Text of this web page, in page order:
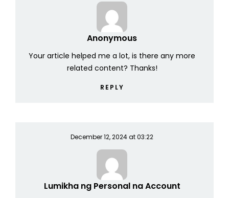
Anonymous
Your article helped me a lot, is there any more
related content? Thanks!
REPLY
December 12, 2024 at 03:22
Lumikha ng Personal na Account